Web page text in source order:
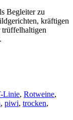
Begleiter zu
kräftigen
trüffelhaltigen
Linie, Rotweine,
, piwi, trocken,